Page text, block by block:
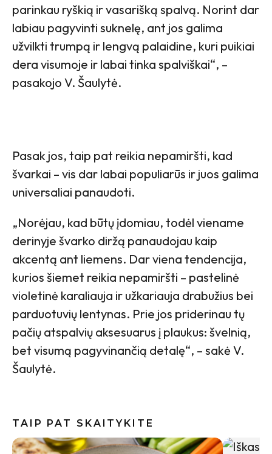
parinkau ryškią ir vasarišką spalvą. Norint dar
labiau pagyvinti suknelę, ant jos galima
užvilkti trumpą ir lengvą palaidine, kuri puikiai
dera visumoje ir labai tinka spalviškai“, –
pasakojo V. Šaulytė.
Pasak jos, taip pat reikia nepamiršti, kad
švarkai – vis dar labai populiarūs ir juos galima
universaliai panaudoti.
„Norėjau, kad būtų įdomiau, todėl viename
derinyje švarko diržą panaudojau kaip
akcentą ant liemens. Dar viena tendencija,
kurios šiemet reikia nepamiršti – pastelinė
violetinė karaliauja ir užkariauja drabužius bei
parduotuvių lentynas. Prie jos priderinau tų
pačių atspalvių aksesuarus į plaukus: švelnią,
bet visumą pagyvinančią detalę“, – sakė V.
Šaulytė.
TAIP PAT SKAITYKITE